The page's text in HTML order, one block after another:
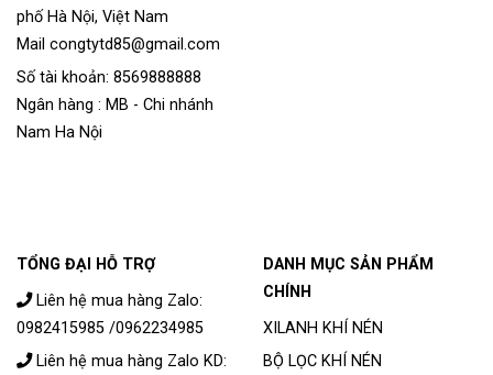
phố Hà Nội, Việt Nam
Mail congtytd85@gmail.com
Số tài khoản: 8569888888
Ngân hàng : MB - Chi nhánh
Nam Ha Nội
TỔNG ĐẠI HỖ TRỢ
Liên hệ mua hàng Zalo:
0982415985 /0962234985
Liên hệ mua hàng Zalo KD:
DANH MỤC SẢN PHẨM
CHÍNH
XILANH KHÍ NÉN
BỘ LỌC KHÍ NÉN